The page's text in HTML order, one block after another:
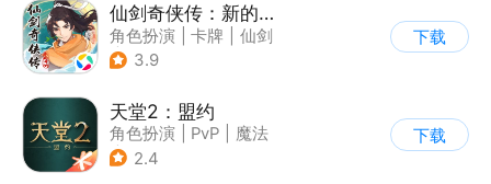
仙剑奇侠传：新的开始
角色扮演 卡牌
仙剑
| 剧情
3.9
下载
天堂2：盟约
角色扮演 PvP
魔法
| 开放世界
2.4
下载